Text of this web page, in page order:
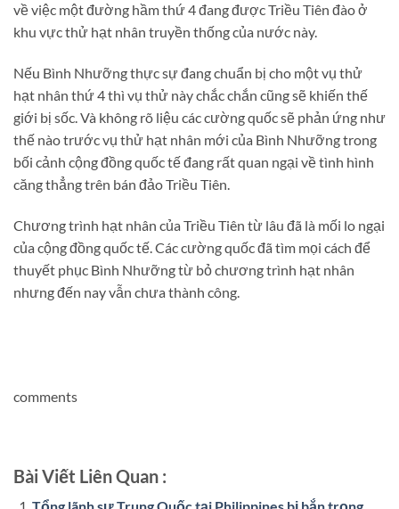
về việc một đường hầm thứ 4 đang được Triều Tiên đào ở
khu vực thử hạt nhân truyền thống của nước này.
Nếu Bình Nhưỡng thực sự đang chuẩn bị cho một vụ thử
hạt nhân thứ 4 thì vụ thử này chắc chắn cũng sẽ khiến thế
giới bị sốc. Và không rõ liệu các cường quốc sẽ phản ứng như
thế nào trước vụ thử hạt nhân mới của Bình Nhưỡng trong
bối cảnh cộng đồng quốc tế đang rất quan ngại về tình hình
căng thẳng trên bán đảo Triều Tiên.
Chương trình hạt nhân của Triều Tiên từ lâu đã là mối lo ngại
của cộng đồng quốc tế. Các cường quốc đã tìm mọi cách để
thuyết phục Bình Nhưỡng từ bỏ chương trình hạt nhân
nhưng đến nay vẫn chưa thành công.
comments
Bài Viết Liên Quan :